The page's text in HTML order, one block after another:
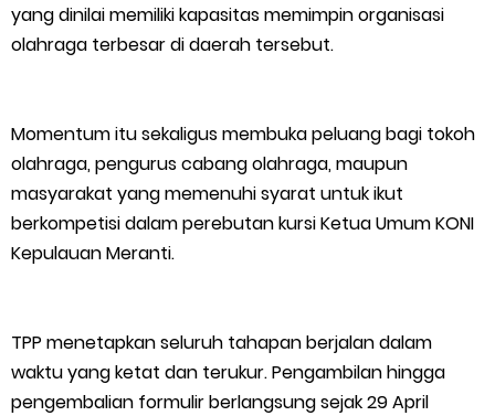
yang dinilai memiliki kapasitas memimpin organisasi
olahraga terbesar di daerah tersebut.
Momentum itu sekaligus membuka peluang bagi tokoh
olahraga, pengurus cabang olahraga, maupun
masyarakat yang memenuhi syarat untuk ikut
berkompetisi dalam perebutan kursi Ketua Umum KONI
Kepulauan Meranti.
TPP menetapkan seluruh tahapan berjalan dalam
waktu yang ketat dan terukur. Pengambilan hingga
pengembalian formulir berlangsung sejak 29 April